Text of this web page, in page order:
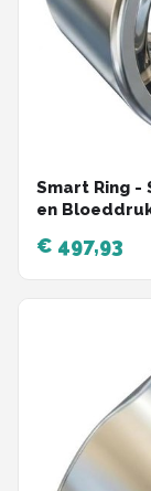
Smart Ring -
en
€ 497,93